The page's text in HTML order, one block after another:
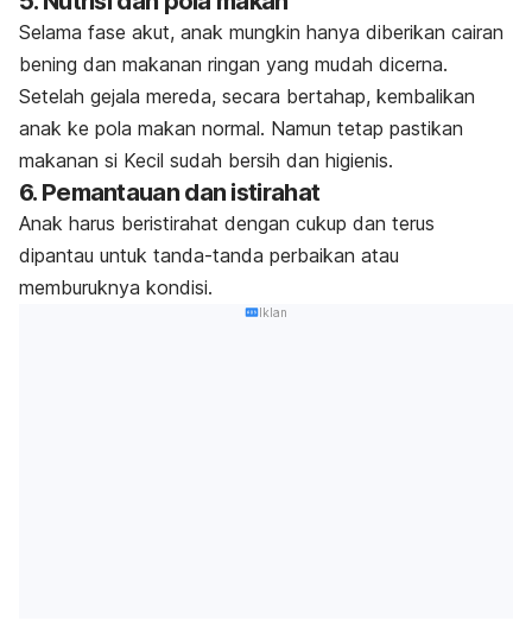
Selama fase akut, anak mungkin hanya diberikan cairan
bening dan makanan ringan yang mudah dicerna.
Setelah gejala mereda, secara bertahap, kembalikan
anak ke pola makan normal. Namun tetap pastikan
makanan si Kecil sudah bersih dan higienis.
6. Pemantauan dan istirahat
Anak harus beristirahat dengan cukup dan terus
dipantau untuk tanda-tanda perbaikan atau
memburuknya kondisi.
Iklan